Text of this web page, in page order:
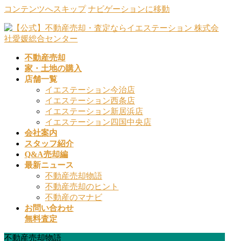
コンテンツへスキップ ナビゲーションに移動
不動産売却
家・土地の購入
店舗一覧
イエステーション今治店
イエステーション西条店
イエステーション新居浜店
イエステーション四国中央店
会社案内
スタッフ紹介
Q&A売却編
最新ニュース
不動産売却物語
不動産売却のヒント
不動産のマナビ
お問い合わせ
無料査定
不動産売却物語